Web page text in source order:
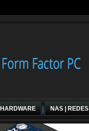
HARDWARE NAS | REDES